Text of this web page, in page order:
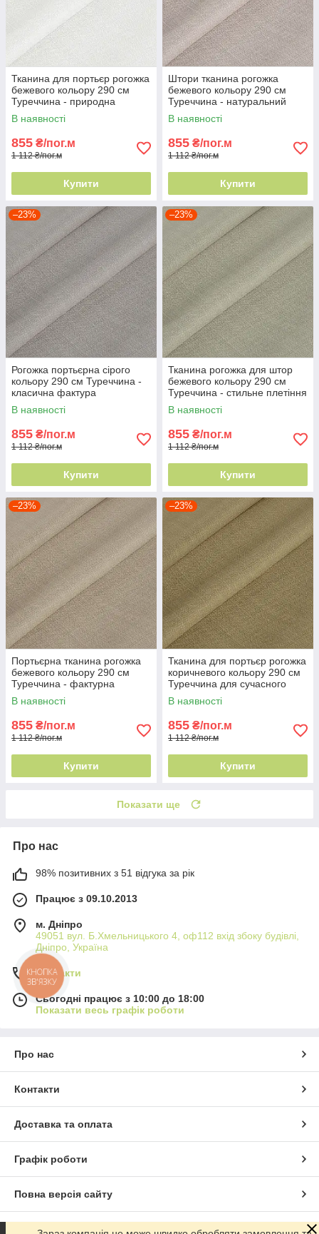
Тканина для портьєр рогожка
бежевого кольору 290 см
Туреччина - природна
текстура
В наявності
855 ₴/пог.м
1 112 ₴/пог.м
Купити
Штори тканина рогожка
бежевого кольору 290 см
Туреччина - натуральний
ефект
В наявності
855 ₴/пог.м
1 112 ₴/пог.м
Купити
–23%
Рогожка портьєрна сірого
кольору 290 см Туреччина -
класична фактура
В наявності
855 ₴/пог.м
1 112 ₴/пог.м
Купити
–23%
Тканина рогожка для штор
бежевого кольору 290 см
Туреччина - стильне плетіння
ниток
В наявності
855 ₴/пог.м
1 112 ₴/пог.м
Купити
–23%
Портьєрна тканина рогожка
бежевого кольору 290 см
Туреччина - фактурна
поверхня
В наявності
855 ₴/пог.м
1 112 ₴/пог.м
Купити
–23%
Тканина для портьєр рогожка
коричневого кольору 290 см
Туреччина для сучасного
інтер'єру
В наявності
855 ₴/пог.м
1 112 ₴/пог.м
Купити
Показати ще
Про нас
98% позитивних з 51 відгука за рік
Працює з 09.10.2013
м. Дніпро
49051 вул. Б.Хмельницького 4, оф112 вхід збоку будівлі,
Дніпро, Україна
Контакти
Сьогодні працює з 10:00 до 18:00
Показати весь графік роботи
Про нас
Контакти
Доставка та оплата
Графік роботи
Повна версія сайту
Сайт створено на маркетплейсіProm.ua
КНОПКА
ЗВ'ЯЗКУ